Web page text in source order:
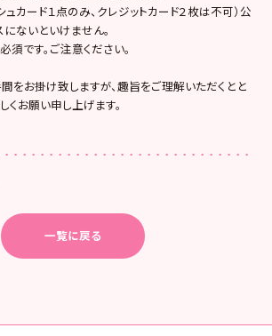
カード１点のみ、クレジットカード２枚は不可）公
ないといけません。
です。ご注意ください。
をお掛け致しますが、趣旨をご理解いただくとと
くお願い申し上げます。
一覧に戻る